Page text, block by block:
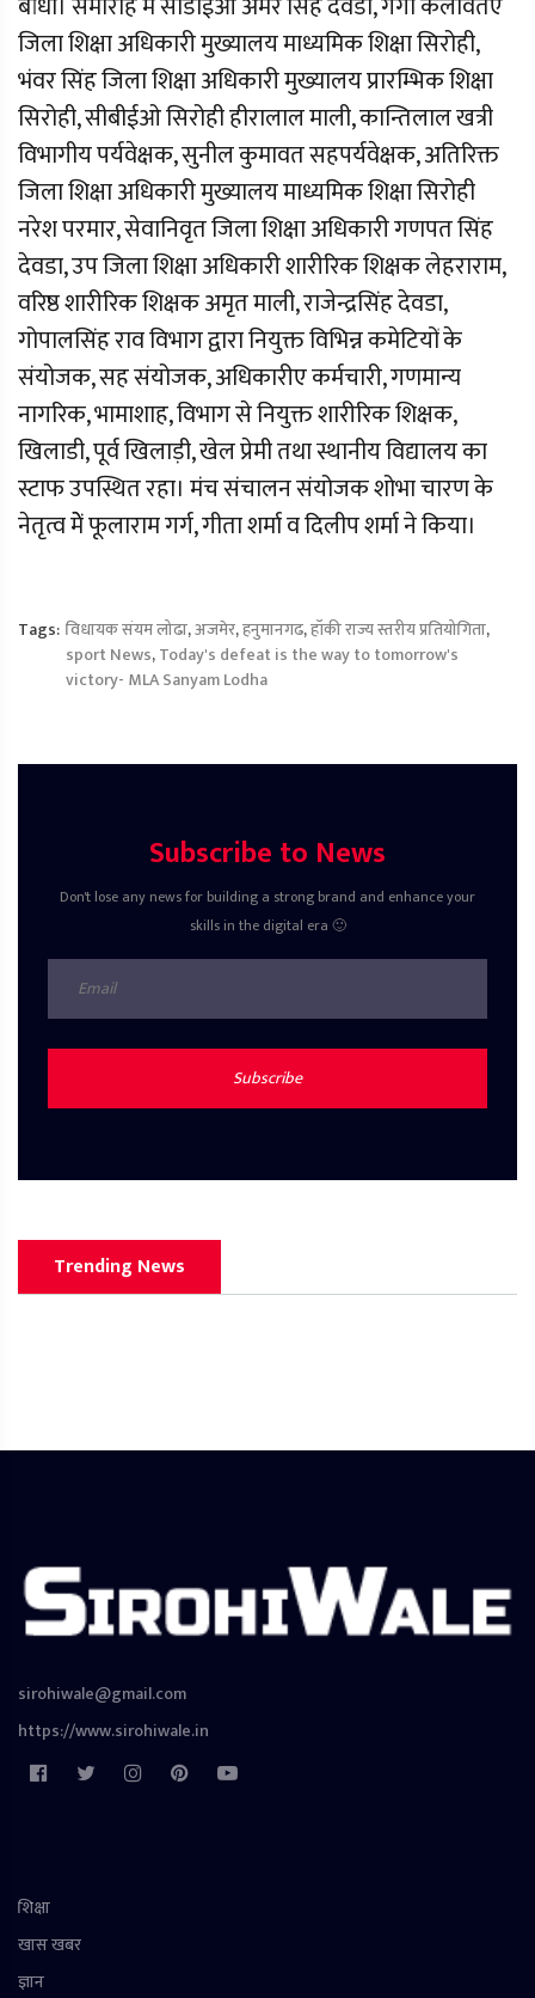
जिला शिक्षा अधिकारी मुख्यालय माध्यमिक शिक्षा सिरोही,
भंवर सिंह जिला शिक्षा अधिकारी मुख्यालय प्रारम्भिक शिक्षा
सिरोही, सीबीईओ सिरोही हीरालाल माली, कान्तिलाल खत्री
विभागीय पर्यवेक्षक, सुनील कुमावत सहपर्यवेक्षक, अतिरिक्त
जिला शिक्षा अधिकारी मुख्यालय माध्यमिक शिक्षा सिरोही
नरेश परमार, सेवानिवृत जिला शिक्षा अधिकारी गणपत सिंह
देवडा, उप जिला शिक्षा अधिकारी शारीरिक शिक्षक लेहराराम,
वरिष्ठ शारीरिक शिक्षक अमृत माली, राजेन्द्रसिंह देवडा,
गोपालसिंह राव विभाग द्वारा नियुक्त विभिन्न कमेटियों के
संयोजक, सह संयोजक, अधिकारीए कर्मचारी, गणमान्य
नागरिक, भामाशाह, विभाग से नियुक्त शारीरिक शिक्षक,
खिलाडी, पूर्व खिलाड़ी, खेल प्रेमी तथा स्थानीय विद्यालय का
स्टाफ उपस्थित रहा। मंच संचालन संयोजक शोभा चारण के
नेतृत्व मेें फूलाराम गर्ग, गीता शर्मा व दिलीप शर्मा ने किया।
Tags: विधायक संयम लोढा,अजमेर,हनुमानगढ,हॉकी राज्य स्तरीय प्रतियोगिता,
sport News,Today's defeat is the way to tomorrow's
victory- MLA Sanyam Lodha
Subscribe to News
Don't lose any news for building a strong brand and enhance your
skills in the digital era 🙂
Subscribe
Trending News
sirohiwale@gmail.com
https://www.sirohiwale.in
शिक्षा
खास खबर
ज्ञान